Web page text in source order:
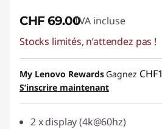
CHF 69.00TVA incluse
Stocks limités, n’attendez pas !
My Lenovo Rewards Gagnez CHF1
S’inscrire maintenant
2 x display (4k@60hz)